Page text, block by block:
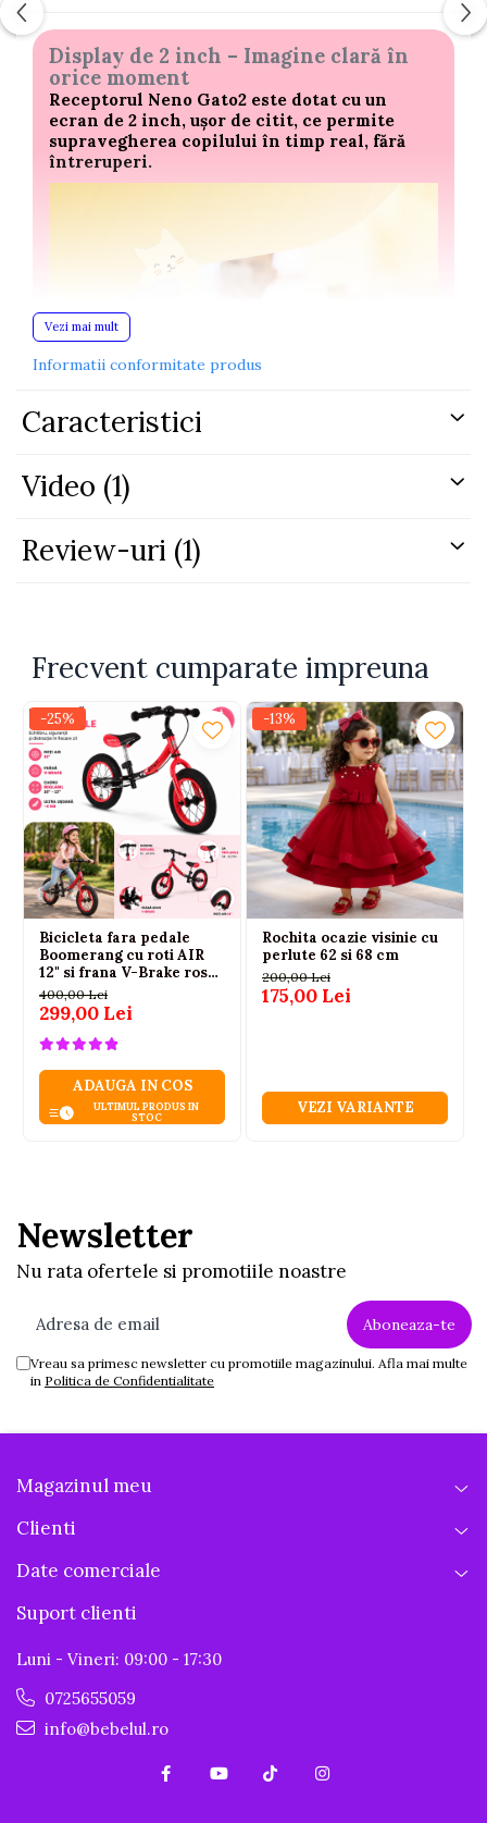
Display de 2 inch – Imagine clară în
orice moment
Receptorul Neno Gato2 este dotat cu un
ecran de 2 inch, ușor de citit, ce permite
supravegherea copilului în timp real, fără
întreruperi.
Ascultă și vorbește cu micuțul tău prin
sistemul audio integrat. Ideal și pentru
monitorizarea persoanelor vârstnice.
când se face întuneric. Viziune clară, fără a
deranja somnul copilului.
Mod VOX – Standby Inteligent
automat la detectarea sunetelor din camera
Vezi mai mult
Informatii conformitate produs
Caracteristici
Video (1)
Review-uri (1)
Frecvent cumparate impreuna
-25%
Bicicleta fara pedale
Boomerang cu roti AIR
12" si frana V-Brake rosu
3-5 ani
400,00 Lei
299,00 Lei
ADAUGA IN COS
ULTIMUL PRODUS IN
STOC
-13%
Rochita ocazie visinie cu
perlute 62 si 68 cm
200,00 Lei
175,00 Lei
VEZI VARIANTE
Newsletter
Nu rata ofertele si promotiile noastre
Vreau sa primesc newsletter cu promotiile magazinului. Afla mai multe
in Politica de Confidentialitate
Magazinul meu
Clienti
Date comerciale
Suport clienti
Luni - Vineri: 09:00 - 17:30
0725655059
info@bebelul.ro